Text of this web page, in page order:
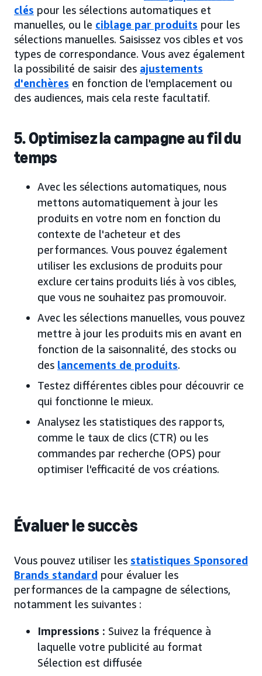
clés pour les sélections automatiques et
manuelles, ou le ciblage par produits pour les
sélections manuelles. Saisissez vos cibles et vos
types de correspondance. Vous avez également
la possibilité de saisir des ajustements
d'enchères en fonction de l'emplacement ou
des audiences, mais cela reste facultatif.
5. Optimisez la campagne au fil du
temps
Avec les sélections automatiques, nous
mettons automatiquement à jour les
produits en votre nom en fonction du
contexte de l'acheteur et des
performances. Vous pouvez également
utiliser les exclusions de produits pour
exclure certains produits liés à vos cibles,
que vous ne souhaitez pas promouvoir.
Avec les sélections manuelles, vous pouvez
mettre à jour les produits mis en avant en
fonction de la saisonnalité, des stocks ou
des lancements de produits.
Testez différentes cibles pour découvrir ce
qui fonctionne le mieux.
Analysez les statistiques des rapports,
comme le taux de clics (CTR) ou les
commandes par recherche (OPS) pour
optimiser l'efficacité de vos créations.
Évaluer le succès
Vous pouvez utiliser les statistiques Sponsored
Brands standard pour évaluer les
performances de la campagne de sélections,
notamment les suivantes :
Impressions : Suivez la fréquence à
laquelle votre publicité au format
Sélection est diffusée